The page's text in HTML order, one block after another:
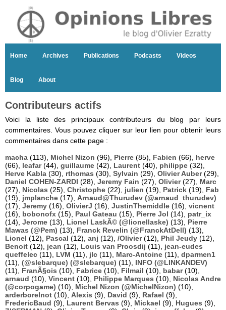
Home Archives Publications Podcasts Videos
Blog About
Contributeurs actifs
Voici la liste des principaux contributeurs du blog par leurs
commentaires. Vous pouvez cliquer sur leur lien pour obtenir leurs
commentaires dans cette page :
macha (113), Michel Nizon (96), Pierre (85), Fabien (66), herve
(66), leafar(44), guillaume (42), Laurent (40), philippe (32),
Herve Kabla (30), rthomas (30), Sylvain (29), Olivier Auber(29),
Daniel COHEN-ZARDI (28), Jeremy Fain (27), Olivier(27), Marc
(27), Nicolas (25), Christophe (22), julien (19), Patrick (19), Fab
(19), jmplanche (17), Arnaud@Thurudev (@arnaud_thurudev)
(17), Jeremy (16), OlivierJ (16), JustinThemiddle (16), vicnent
(16), bobonofx (15), Paul Gateau (15), Pierre Jol (14), patr_ix
(14), Jerome (13), Lionel LaskÃ© (@lionellaske) (13), Pierre
Mawas (@Pem) (13), Franck Revelin (@FranckAtDell) (13),
Lionel (12), Pascal (12), anj (12), /Olivier(12), Phil Jeudy (12),
Benoit (12), jean (12), Louis van Proosdij (11), jean-eudes
queffelec (11), LVM (11), jlc (11), Marc-Antoine (11), dparmen1
(11), (@slebarque) (@slebarque) (11), INFO (@LINKANDEV)
(11), FranÃ§ois (10), Fabrice (10), Filmail (10), babar(10),
arnaud (10), Vincent (10), Philippe Marques (10), Nicolas Andre
(@corpogame) (10), Michel Nizon (@MichelNizon) (10),
arderborelnot (10), Alexis (9), David (9), Rafael (9),
FredericBaud (9), Laurent Bervas (9), Mickael (9), Hugues (9),